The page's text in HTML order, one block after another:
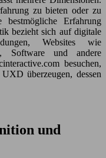
zu bieten oder zu
Erfahrung
bezieht sich auf digitale
Websites wie
Software und andere
besuchen,
überzeugen, dessen
und